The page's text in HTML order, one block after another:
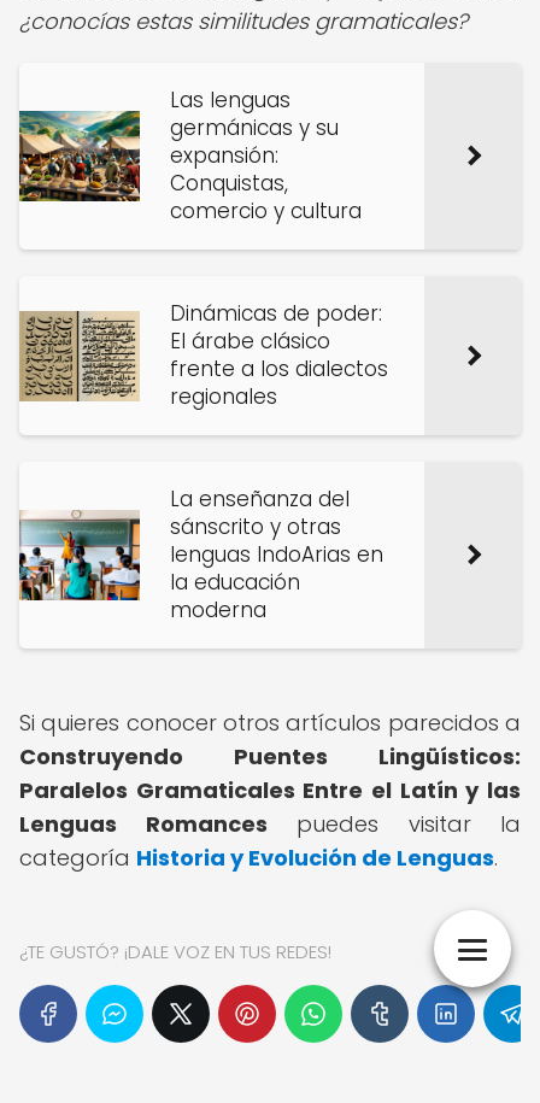
¿conocías estas similitudes gramaticales?
Las lenguas
germánicas y su
expansión:
Conquistas,
comercio y cultura
Dinámicas de poder:
El árabe clásico
frente a los dialectos
regionales
La enseñanza del
sánscrito y otras
lenguas IndoArias en
la educación
moderna
Si quieres conocer otros artículos parecidos a
Construyendo Puentes Lingüísticos:
Paralelos Gramaticales Entre el Latín y las
Lenguas Romances puedes visitar la
categoría Historia y Evolución de Lenguas.
¿TE GUSTÓ? ¡DALE VOZ EN TUS REDES!